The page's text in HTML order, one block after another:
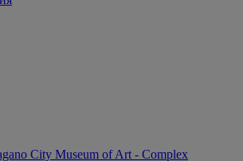
City Museum of Art - Complex